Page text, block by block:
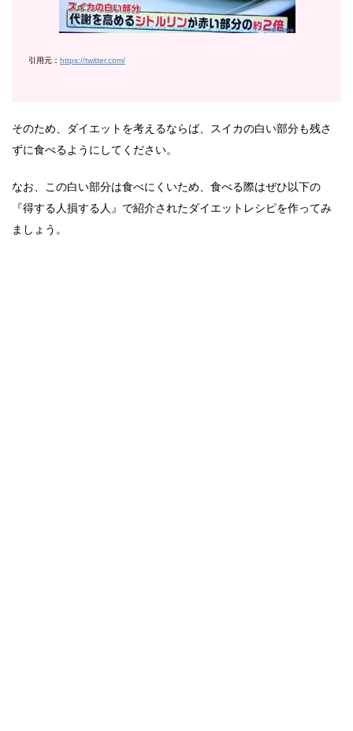
引用元： https://twitter.com/
そのため、ダイエットを考えるならば、スイカの白い部分も残さ
ずに食べるようにしてください。
なお、この白い部分は食べにくいため、食べる際はぜひ以下の
『得する人損する人』で紹介されたダイエットレシピを作ってみ
ましょう。